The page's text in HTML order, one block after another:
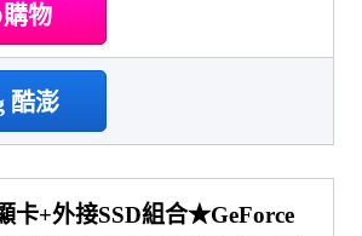
物
酷澎
卡+外接SSD組合★GeForce